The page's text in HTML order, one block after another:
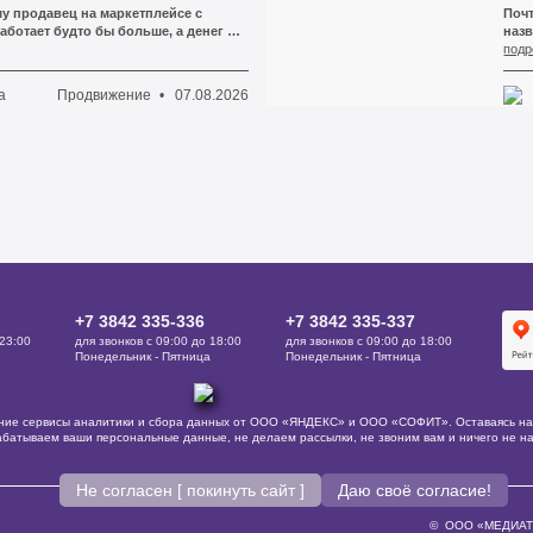
ровно то же самое, слово в
продавец на маркетплейсе с
будто бы больше, а денег на
Логистика, хранение, реклама
откусывает свой кусок,
из них не выглядит критичной. А
Продвижение 07.08.2026
+7 3842 335‑336
для звонков с 09:00 до 18:00
Понедельник - Пятница
+7 3842 335‑337
для звонков с 09:00 до 18:00
Понедельник - Пятница
© ООО
сервисы аналитики и сбора данных от ООО «ЯНДЕКС» и ООО «СОФИТ». Оставаясь на
ваши персональные данные, не делаем рассылки, не звоним вам и ничего не
Не согласен [ покинуть сайт ] Даю своё согласие!